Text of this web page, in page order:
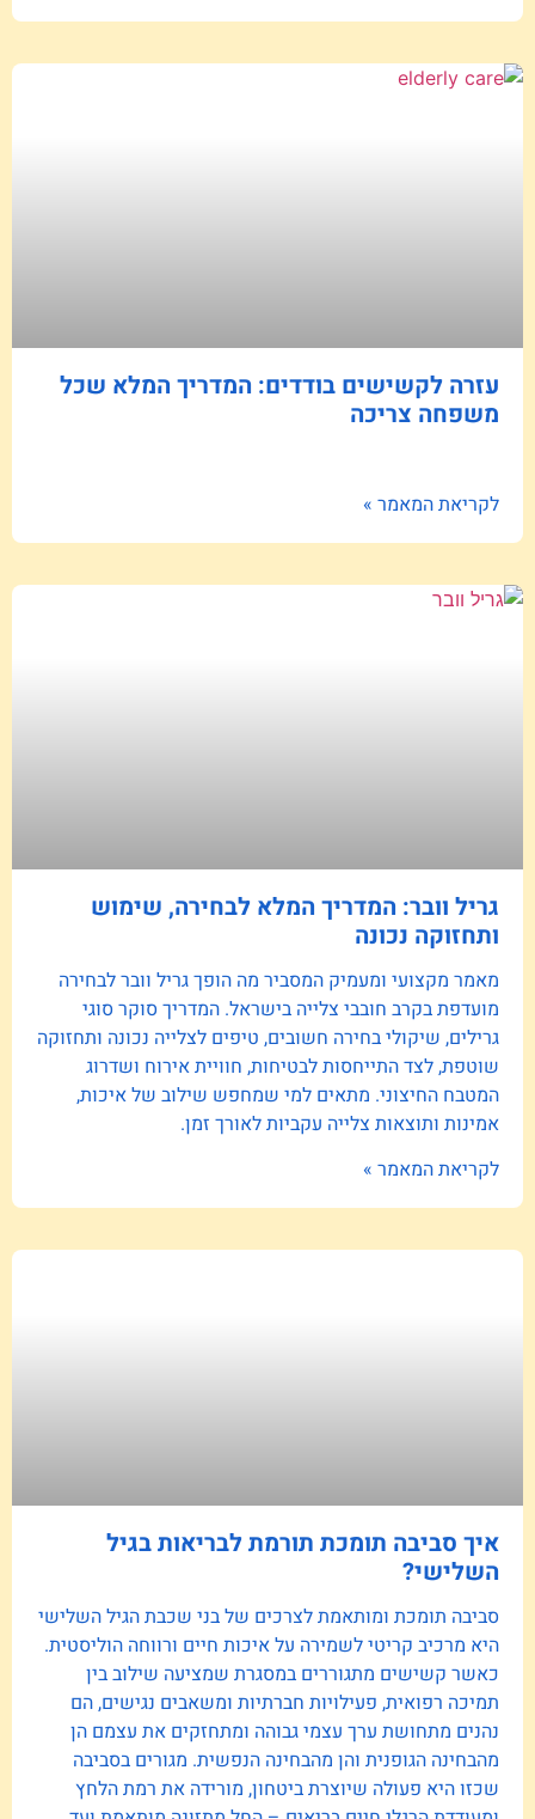
עזרה לקשישים בודדים: המדריך המלא שכל
משפחה צריכה
לקריאת המאמר »
גריל וובר: המדריך המלא לבחירה, שימוש
ותחזוקה נכונה
מאמר מקצועי ומעמיק המסביר מה הופך גריל וובר לבחירה
מועדפת בקרב חובבי צלייה בישראל. המדריך סוקר סוגי
גרילים, שיקולי בחירה חשובים, טיפים לצלייה נכונה ותחזוקה
שוטפת, לצד התייחסות לבטיחות, חוויית אירוח ושדרוג
המטבח החיצוני. מתאים למי שמחפש שילוב של איכות,
אמינות ותוצאות צלייה עקביות לאורך זמן.
לקריאת המאמר »
איך סביבה תומכת תורמת לבריאות בגיל
השלישי?
סביבה תומכת ומותאמת לצרכים של בני שכבת הגיל השלישי
היא מרכיב קריטי לשמירה על איכות חיים ורווחה הוליסטית.
כאשר קשישים מתגוררים במסגרת שמציעה שילוב בין
תמיכה רפואית, פעילויות חברתיות ומשאבים נגישים, הם
נהנים מתחושת ערך עצמי גבוהה ומתחזקים את עצמם הן
מהבחינה הגופנית והן מהבחינה הנפשית. מגורים בסביבה
שכזו היא פעולה שיוצרת ביטחון, מורידה את רמת הלחץ